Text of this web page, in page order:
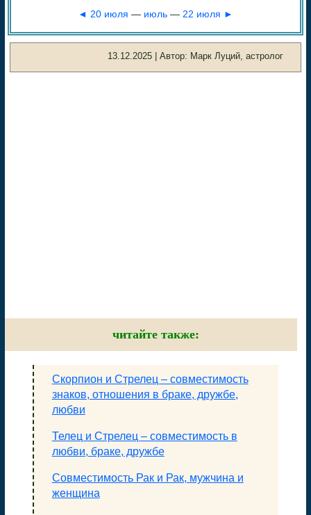
◄ 20 июля — июль— 22 июля ►
13.12.2025 | Автор: Марк Луций, астролог
читайте также:
Скорпион и Стрелец – совместимость
знаков, отношения в браке, дружбе,
любви
Телец и Стрелец – совместимость в
любви, браке, дружбе
Совместимость Рак и Рак, мужчина и
женщина